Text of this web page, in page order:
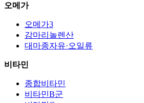
오메가
오메가3
감마리놀렌산
대마종자유·오일류
비타민
종합비타민
비타민B군